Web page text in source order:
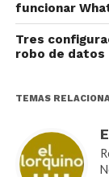
funcionar
Tres
robo de datos
TEMAS